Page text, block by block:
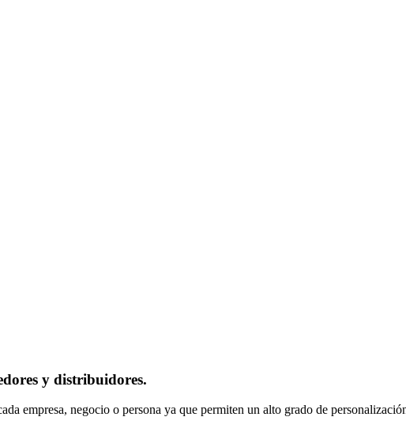
y distribuidores.
empresa, negocio o persona ya que permiten un alto grado de